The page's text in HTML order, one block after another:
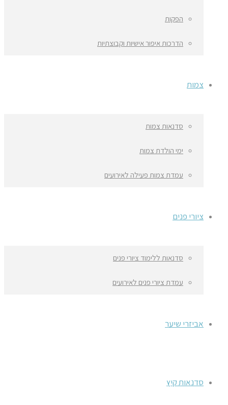
הפקות
הדרכות איפור אישיות וקבוצתיות
צמות
סדנאות צמות
ימי הולדת צמות
עמדת צמות פעילה לאירועים
ציורי פנים
סדנאות ללימוד ציורי פנים
עמדת ציורי פנים לאירועים
אביזרי שיער
סדנאות קיץ